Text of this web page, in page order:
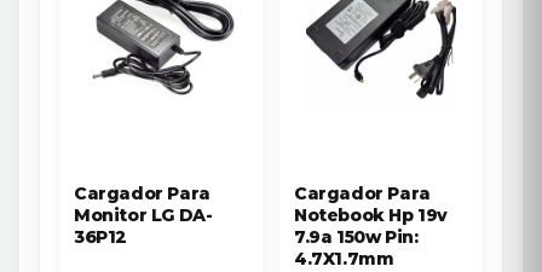
Cargador Para
Monitor LG DA-
36P12
Cargador Para
Notebook Hp 19v
7.9a 150w Pin:
4.7X1.7mm